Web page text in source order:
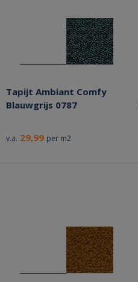
Tapijt Ambiant Comfy
Blauwgrijs 0787
v.a. 29,99 per m2